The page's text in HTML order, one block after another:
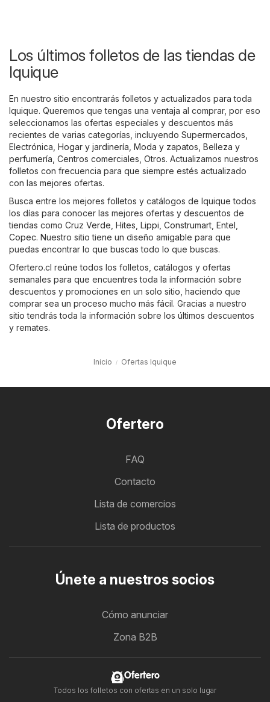
Los últimos folletos de las tiendas de
Iquique
En nuestro sitio encontrarás folletos y actualizados para toda
Iquique. Queremos que tengas una ventaja al comprar, por eso
seleccionamos las ofertas especiales y descuentos más
recientes de varias categorías, incluyendo Supermercados
Electrónica Hogar y jardinería Moda y zapatos Belleza y
perfumería Centros comerciales Otros. Actualizamos nuestros
folletos con frecuencia para que siempre estés actualizado
con las mejores ofertas.
Busca entre los mejores folletos y catálogos de Iquique todos
los días para conocer las mejores ofertas y descuentos de
tiendas como Cruz Verde Hites Lippi Construmart Entel
Copec. Nuestro sitio tiene un diseño amigable para que
puedas encontrar lo que buscas todo lo que buscas.
Ofertero.cl reúne todos los folletos, catálogos y ofertas
semanales para que encuentres toda la información sobre
descuentos y promociones en un solo sitio, haciendo que
comprar sea un proceso mucho más fácil. Gracias a nuestro
sitio tendrás toda la información sobre los últimos descuentos
y remates.
Inicio Ofertas Iquique
Ofertero
FAQ
Contacto
Lista de comercios
Lista de productos
Únete a nuestros socios
Cómo anunciar
Zona B2B
Ofertero
Todos los folletos con ofertas en un solo lugar